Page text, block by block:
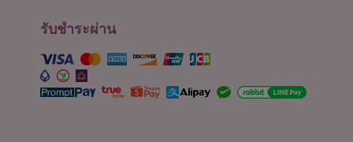
รับชำระผ่าน